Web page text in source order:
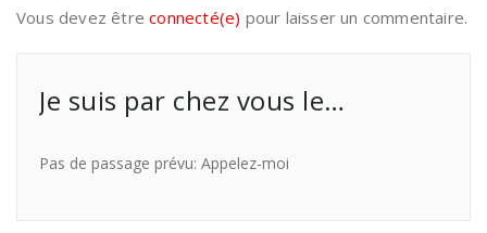
Vous devez êtreconnecté(e) pour laisser un commentaire.
Je suis par chez vous le…
Pas de passage prévu: Appelez-moi